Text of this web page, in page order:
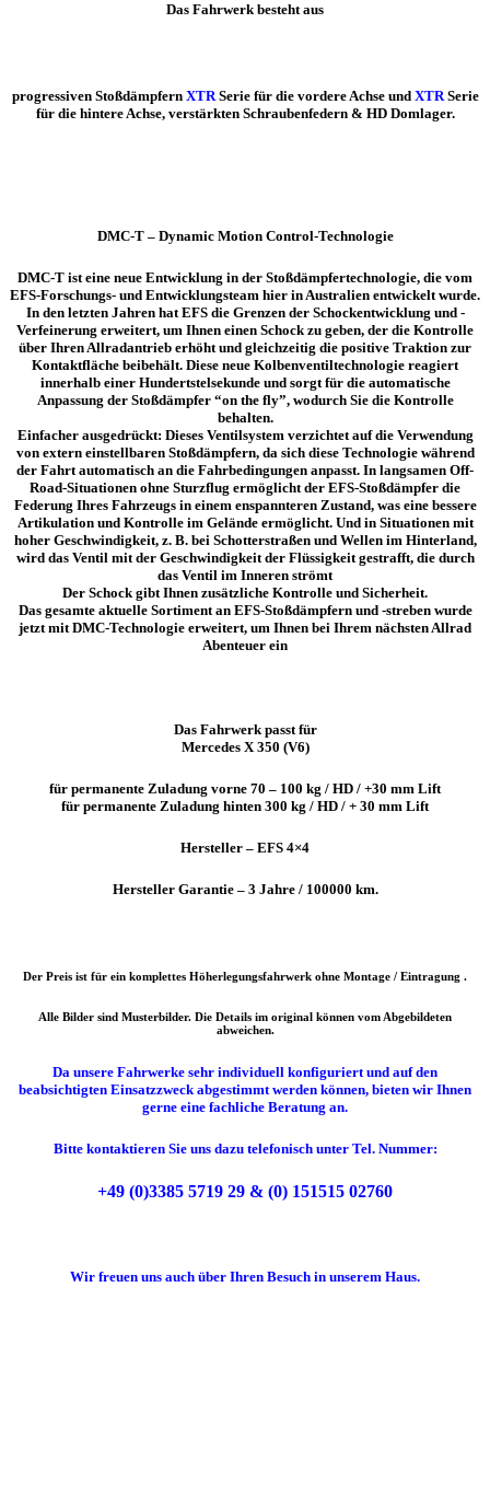
Das Fahrwerk besteht aus
progressiven Stoßdämpfern XTRSerie für die vordere Achse und XTR Serie
für die hintere Achse, verstärkten Schraubenfedern & HD Domlager.
DMC-T – Dynamic Motion Control-Technologie
DMC-T ist eine neue Entwicklung in der Stoßdämpfertechnologie, die vom
EFS-Forschungs- und Entwicklungsteam hier in Australien entwickelt wurde.
In den letzten Jahren hat EFS die Grenzen der Schockentwicklung und -
Verfeinerung erweitert, um Ihnen einen Schock zu geben, der die Kontrolle
über Ihren Allradantrieb erhöht und gleichzeitig die positive Traktion zur
Kontaktfläche beibehält. Diese neue Kolbenventiltechnologie reagiert
innerhalb einer Hundertstelsekunde und sorgt für die automatische
Anpassung der Stoßdämpfer “on the fly”, wodurch Sie die Kontrolle
behalten.
Einfacher ausgedrückt: Dieses Ventilsystem verzichtet auf die Verwendung
von extern einstellbaren Stoßdämpfern, da sich diese Technologie während
der Fahrt automatisch an die Fahrbedingungen anpasst. In langsamen Off-
Road-Situationen ohne Sturzflug ermöglicht der EFS-Stoßdämpfer die
Federung Ihres Fahrzeugs in einem enspannteren Zustand, was eine bessere
Artikulation und Kontrolle im Gelände ermöglicht. Und in Situationen mit
hoher Geschwindigkeit, z. B. bei Schotterstraßen und Wellen im Hinterland,
wird das Ventil mit der Geschwindigkeit der Flüssigkeit gestrafft, die durch
das Ventil im Inneren strömt
Der Schock gibt Ihnen zusätzliche Kontrolle und Sicherheit.
Das gesamte aktuelle Sortiment an EFS-Stoßdämpfern und -streben wurde
jetzt mit DMC-Technologie erweitert, um Ihnen bei Ihrem nächsten Allrad
Abenteuer ein
Das Fahrwerk passt für
Mercedes X 350 (V6)
für permanente Zuladung vorne 70 – 100 kg / HD / +30 mm Lift
für permanente Zuladung hinten 300 kg / HD / + 30 mm Lift
Hersteller – EFS 4×4
Hersteller Garantie – 3 Jahre / 100000 km.
Der Preis ist für ein komplettes Höherlegungsfahrwerk ohne Montage / Eintragung .
Alle Bilder sind Musterbilder. Die Details im original können vom Abgebildeten
abweichen.
Da unsere Fahrwerke sehr individuell konfiguriert und auf den
beabsichtigten Einsatzzweck abgestimmt werden können, bieten wir Ihnen
gerne eine fachliche Beratung an.
Bitte kontaktieren Sie uns dazu telefonisch unter Tel. Nummer:
+49 (0)3385 5719 29 & (0) 151515 02760
Wir freuen uns auch über Ihren Besuch in unserem Haus.